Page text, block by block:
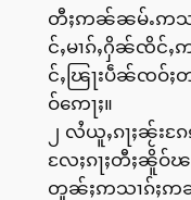
တီႈဢၼ်ၼမ်ႉဢ
င်ႇမၢၵ်ႇႁိၼ်ၸိင်
င်ႇၽြႃးပဵၼ်ၸဝ်
ဝ်ဢေႃႈ။
၂ လႆယူႇၵႃႈၼႂ်းၵ
လႄႈၵႃႈတီႈၼိူဝ်
တူၼ်ႈဢသၢၵ်ႈဢၼ်